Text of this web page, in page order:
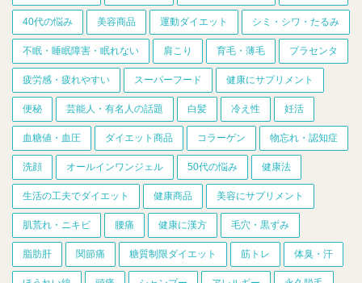
40代の悩み 美容商品 運動ダイエット シミ・シワ・たるみ
不眠・睡眠障害・眠れない 肩こり 育毛・薄毛 プラセンタ
疲労感・疲れやすい スーパーフード 健康にサプリメント
便秘 芸能人・有名人の話題 白髪 冷え性 妊活
血糖値・血圧 ダイエット商品 コラーゲン 物忘れ・認知症
洗顔 オールインワンジェル 50代の悩み 健康法
生活の工夫でダイエット 健康商品 美容にサプリメント
肌荒れ・ニキビ 腰痛 健康に漢方 毛穴・黒ずみ
脂肪肝 関節痛 糖質制限ダイエット 筋トレ 体臭・汗